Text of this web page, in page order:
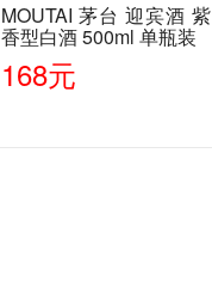
MOUTAI 茅台 迎宾酒
香型白酒 500ml 单瓶装
168元